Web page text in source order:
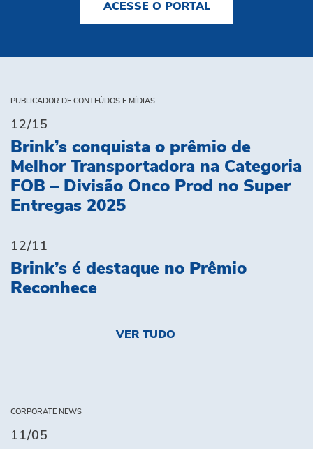
ACESSE O PORTAL
PUBLICADOR DE CONTEÚDOS E MÍDIAS
12/15
Brink’s conquista o prêmio de
Melhor Transportadora na Categoria
FOB – Divisão Onco Prod no Super
Entregas 2025
12/11
Brink’s é destaque no Prêmio
Reconhece
VER TUDO
CORPORATE NEWS
11/05